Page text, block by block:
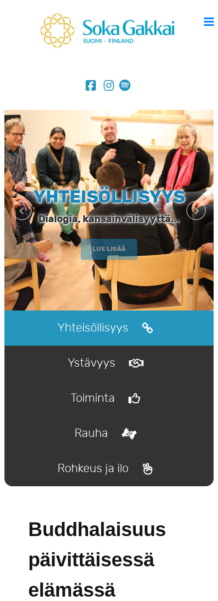
YHTEISÖLLISYYS
Dialogia, kansainvälisyyttä...
LUE LISÄÄ
Yhteisöllisyys
Ystävyys
Toiminta
Rauha
Rohkeus ja ilo
Buddhalaisuus
päivittäisessä
elämässä